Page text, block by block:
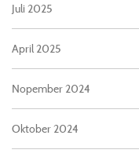
Juli 2025
April 2025
Nopember 2024
Oktober 2024